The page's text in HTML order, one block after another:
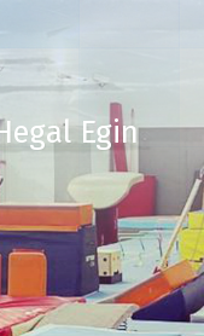
Egin